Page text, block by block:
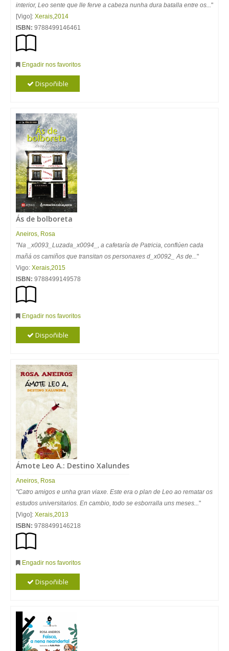
interior, Leo sente que lle ferve a cabeza nunha dura batalla entre os..."
[Vigo]: Xerais,2014
ISBN: 9788499146461
Engadir nos favoritos
Dispoñible
Ás de bolboreta
Aneiros, Rosa
"Na _x0093_Luzada_x0094_, a cafetaría de Patricia, conflúen cada
mañá os camiños que transitan os personaxes d_x0092_ As de..."
Vigo: Xerais,2015
ISBN: 9788499149578
Engadir nos favoritos
Dispoñible
Ámote Leo A.: Destino Xalundes
Aneiros, Rosa
"Catro amigos e unha gran viaxe. Este era o plan de Leo ao rematar os
estudos universitarios. En cambio, todo se esborralla uns meses..."
[Vigo]: Xerais,2013
ISBN: 9788499146218
Engadir nos favoritos
Dispoñible